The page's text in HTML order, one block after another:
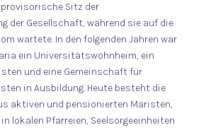
Sitz der
der Gesellschaft, während sie auf die
wartete. In den folgenden Jahren war
ein Universitätswohnheim, ein
und eine Gemeinschaft für
in Ausbildung. Heute besteht die
aktiven und pensionierten Maristen,
lokalen Pfarreien, Seelsorgeeinheiten